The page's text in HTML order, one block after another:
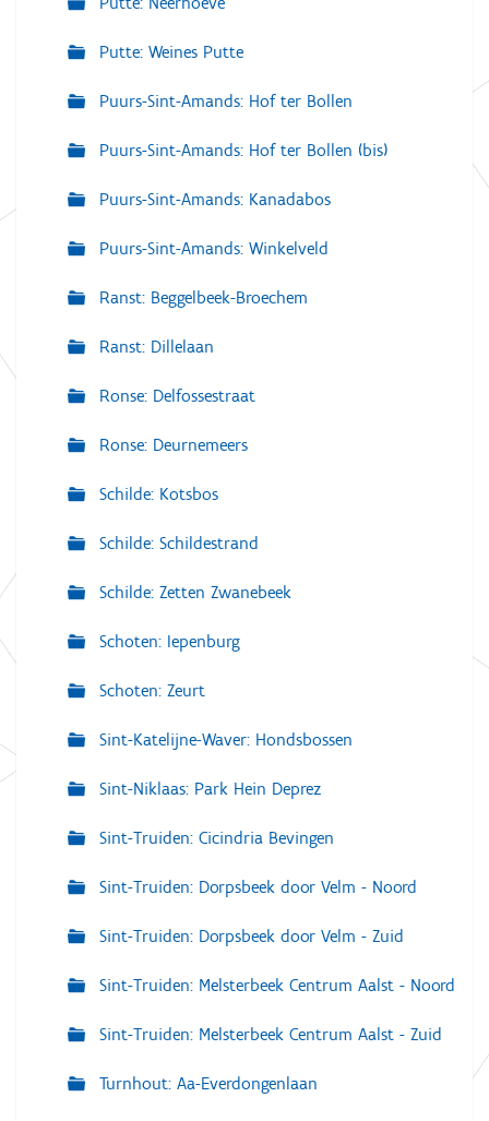
Putte: Weines Putte
Puurs-Sint-Amands: Hof ter Bollen
Puurs-Sint-Amands: Hof ter Bollen (bis)
Puurs-Sint-Amands: Kanadabos
Puurs-Sint-Amands: Winkelveld
Ranst: Beggelbeek-Broechem
Ranst: Dillelaan
Ronse: Delfossestraat
Ronse: Deurnemeers
Schilde: Kotsbos
Schilde: Schildestrand
Schilde: Zetten Zwanebeek
Schoten: Iepenburg
Schoten: Zeurt
Sint-Katelijne-Waver: Hondsbossen
Sint-Niklaas: Park Hein Deprez
Sint-Truiden: Cicindria Bevingen
Sint-Truiden: Dorpsbeek door Velm - Noord
Sint-Truiden: Dorpsbeek door Velm - Zuid
Sint-Truiden: Melsterbeek Centrum Aalst - Noord
Sint-Truiden: Melsterbeek Centrum Aalst - Zuid
Turnhout: Aa-Everdongenlaan